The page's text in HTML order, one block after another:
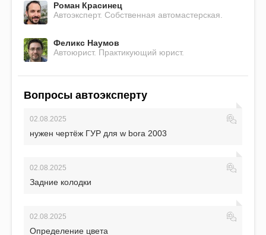
Роман Красинец
Автоэксперт. Собственная автомастерская.
Феликс Наумов
Автоюрист. Практикующий юрист.
Вопросы автоэксперту
02.08.2025
нужен чертёж ГУР для w bora 2003
02.08.2025
Задние колодки
02.08.2025
Определение цвета